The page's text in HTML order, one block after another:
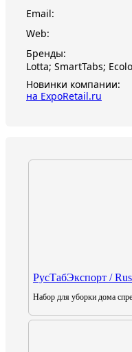
Email:
Web:
Бренды:
Lotta; SmartTabs;
Новинки компании:
на ExpoRetail.ru
РусТабЭкспорт /
Набор для уборки дома